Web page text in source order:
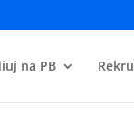
na PB